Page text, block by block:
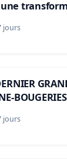
»
jours
BOUGERIES
jours